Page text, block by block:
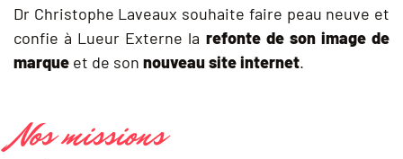
Dr Christophe Laveaux souhaite faire peau neuve et
confie à Lueur Externe la refonte de son image de
marque et de son nouveau site internet.
Nos missions